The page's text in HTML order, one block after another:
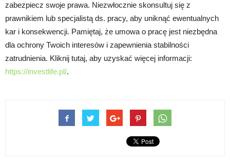
zabezpiecz swoje prawa. Niezwłocznie skonsultuj się z
prawnikiem lub specjalistą ds. pracy, aby uniknąć ewentualnych
kar i konsekwencji. Pamiętaj, że umowa o pracę jest niezbędna
dla ochrony Twoich interesów i zapewnienia stabilności
zatrudnienia. Kliknij tutaj, aby uzyskać więcej informacji:
https://investlife.pl/.